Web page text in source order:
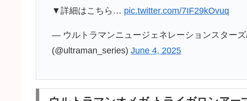
▼詳細はこちら… pic.twitter.com/7IF29kOvuq
— ウルトラマンニュージェネレーションスター
(@ultraman_series)June 4, 2025